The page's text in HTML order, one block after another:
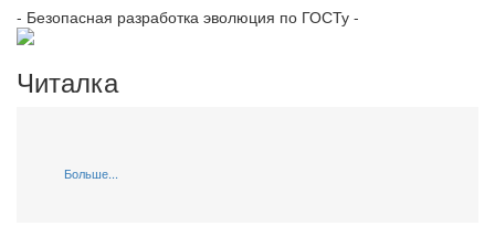
- Безопасная разработка эволюция по ГОСТу -
Читалка
Больше...